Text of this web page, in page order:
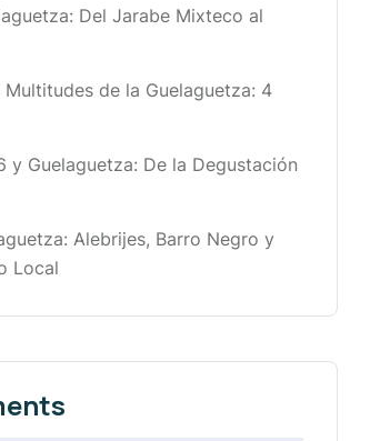
Del Jarabe Mixteco al
de la Guelaguetza: 4
y Guelaguetza: De la Degustación
Alebrijes, Barro Negro y
Local